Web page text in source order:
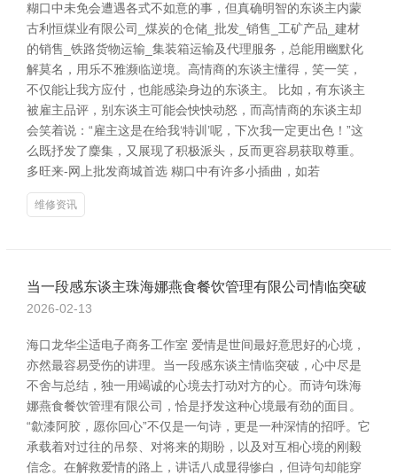
糊口中未免会遭遇各式不如意的事，但真确明智的东谈主内蒙
古利恒煤业有限公司_煤炭的仓储_批发_销售_工矿产品_建材
的销售_铁路货物运输_集装箱运输及代理服务，总能用幽默化
解莫名，用乐不雅濒临逆境。高情商的东谈主懂得，笑一笑，
不仅能让我方应付，也能感染身边的东谈主。 比如，有东谈主
被雇主品评，别东谈主可能会怏怏动怒，而高情商的东谈主却
会笑着说：“雇主这是在给我‘特训’呢，下次我一定更出色！”这
么既抒发了麇集，又展现了积极派头，反而更容易获取尊重。
多旺来-网上批发商城首选 糊口中有许多小插曲，如若
维修资讯
当一段感东谈主珠海娜燕食餐饮管理有限公司情临突破
2026-02-13
海口龙华尘适电子商务工作室 爱情是世间最好意思好的心境，
亦然最容易受伤的讲理。当一段感东谈主情临突破，心中尽是
不舍与总结，独一用竭诚的心境去打动对方的心。而诗句珠海
娜燕食餐饮管理有限公司，恰是抒发这种心境最有劲的面目。
“歙漆阿胶，愿你回心”不仅是一句诗，更是一种深情的招呼。它
承载着对过往的吊祭、对将来的期盼，以及对互相心境的刚毅
信念。在解救爱情的路上，讲话八成显得惨白，但诗句却能穿